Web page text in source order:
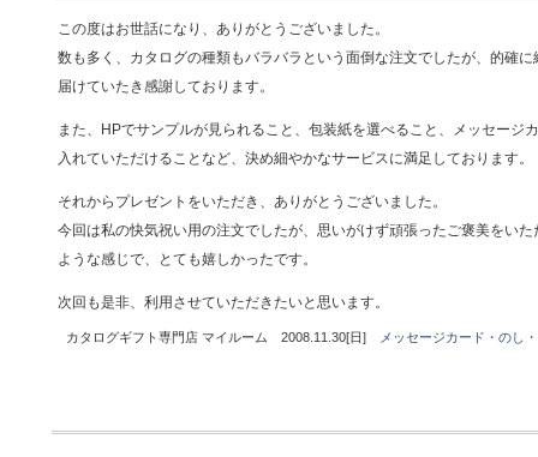
この度はお世話になり、ありがとうございました。
数も多く、カタログの種類もバラバラという面倒な注文でしたが、的確に
届けていたき感謝しております。
また、HPでサンプルが見られること、包装紙を選べること、メッセージ
入れていただけることなど、決め細やかなサービスに満足しております。
それからプレゼントをいただき、ありがとうございました。
今回は私の快気祝い用の注文でしたが、思いがけず頑張ったご褒美をいた
ような感じで、とても嬉しかったです。
次回も是非、利用させていただきたいと思います。
カタログギフト専門店 マイルーム 2008.11.30[日] メッセージカード・のし